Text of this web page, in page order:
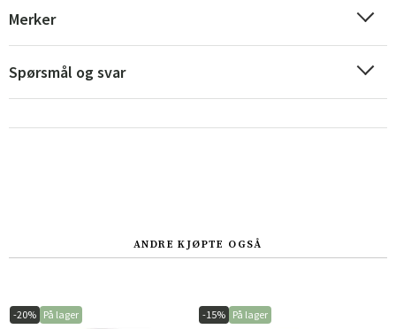
Sverige
Danmark
Merker
Spørsmål og svar
ANDRE KJØPTE OGSÅ
-20% På lager -15% På lager